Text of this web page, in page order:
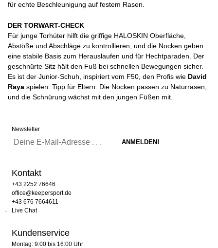
für echte Beschleunigung auf festem Rasen.
DER TORWART-CHECK
Für junge Torhüter hilft die griffige HALOSKIN Oberfläche,
Abstöße und Abschläge zu kontrollieren, und die Nocken geben
eine stabile Basis zum Herauslaufen und für Hechtparaden. Der
geschnürte Sitz hält den Fuß bei schnellen Bewegungen sicher.
Es ist der Junior-Schuh, inspiriert vom F50, den Profis wie David
Raya spielen. Tipp für Eltern: Die Nocken passen zu Naturrasen,
und die Schnürung wächst mit den jungen Füßen mit.
Newsletter
Kontakt
+43 2252 76646
office@keepersport.de
+43 676 7664611
Live Chat
Kundenservice
Montag: 9:00 bis 16:00 Uhr